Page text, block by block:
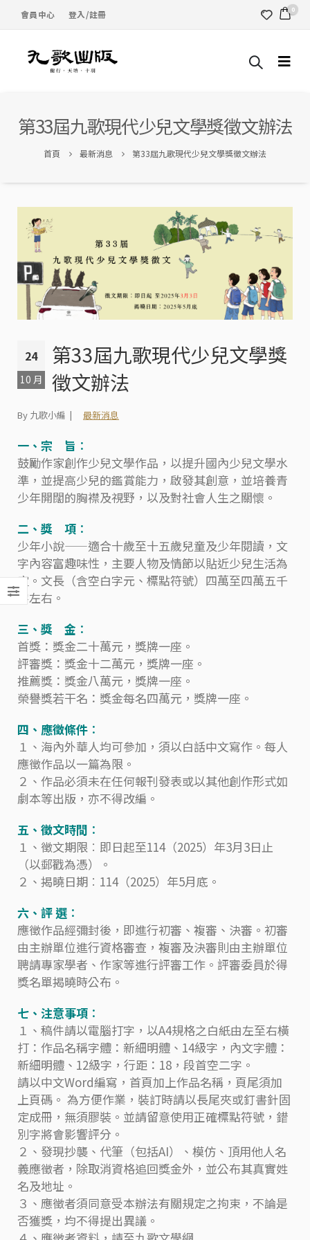
會員中心 登入/註冊 0
第33屆九歌現代少兒文學獎徵文辦法
首頁 最新消息 第33屆九歌現代少兒文學獎徵文辦法
24
10 月
第33屆九歌現代少兒文學獎
徵文辦法
By 九歌小編 最新消息
一、宗 旨︰
鼓勵作家創作少兒文學作品，以提升國內少兒文學水
準，並提高少兒的鑑賞能力，啟發其創意，並培養青
少年開闊的胸襟及視野，以及對社會人生之關懷。
二、獎 項︰
少年小說——適合十歲至十五歲兒童及少年閱讀，文
字內容富趣味性，主要人物及情節以貼近少兒生活為
宜。文長（含空白字元、標點符號）四萬至四萬五千
字左右。
三、獎 金︰
首獎：獎金二十萬元，獎牌一座。
評審獎：獎金十二萬元，獎牌一座。
推薦獎：獎金八萬元，獎牌一座。
榮譽獎若干名：獎金每名四萬元，獎牌一座。
四、應徵條件︰
１、海內外華人均可參加，須以白話中文寫作。每人
應徵作品以一篇為限。
２、作品必須未在任何報刊發表或以其他創作形式如
劇本等出版，亦不得改編。
五、徵文時間︰
１、徵文期限︰即日起至114（2025）年3月3日止
（以郵戳為憑）。
２、揭曉日期︰114（2025）年5月底。
六、評 選︰
應徵作品經彌封後，即進行初審、複審、決審。初審
由主辦單位進行資格審查，複審及決審則由主辦單位
聘請專家學者、作家等進行評審工作。評審委員於得
獎名單揭曉時公布。
七、注意事項︰
１、稿件請以電腦打字，以A4規格之白紙由左至右橫
打：作品名稱字體：新細明體、14級字，內文字體：
新細明體、12級字，行距：18，段首空二字。
請以中文Word編寫，首頁加上作品名稱，頁尾須加
上頁碼。 為方便作業，裝訂時請以長尾夾或釘書針固
定成冊，無須膠裝。並請留意使用正確標點符號，錯
別字將會影響評分。
２、發現抄襲、代筆（包括AI）、模仿、頂用他人名
義應徵者，除取消資格追回獎金外，並公布其真實姓
名及地址。
３、應徵者須同意受本辦法有關規定之拘束，不論是
否獲獎，均不得提出異議。